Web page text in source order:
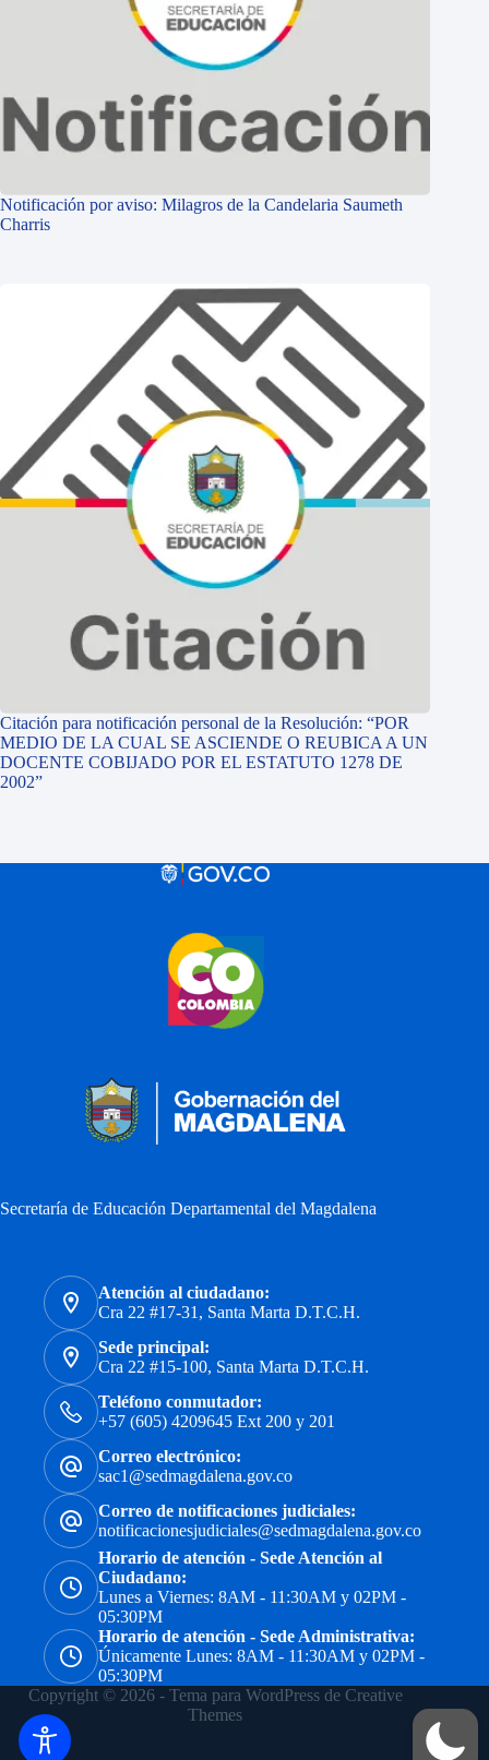
Notificación por aviso: Milagros de la Candelaria Saumeth
Charris
Citación para notificación personal de la Resolución: “POR
MEDIO DE LA CUAL SE ASCIENDE O REUBICA A UN
DOCENTE COBIJADO POR EL ESTATUTO 1278 DE
2002”
Secretaría de Educación Departamental del Magdalena
Atención al ciudadano:
Cra 22 #17-31, Santa Marta D.T.C.H.
Sede principal:
Cra 22 #15-100, Santa Marta D.T.C.H.
Teléfono conmutador:
+57 (605) 4209645 Ext 200 y 201
Correo electrónico:
sac1@sedmagdalena.gov.co
Correo de notificaciones judiciales:
notificacionesjudiciales@sedmagdalena.gov.co
Horario de atención - Sede Atención al
Ciudadano:
Lunes a Viernes: 8AM - 11:30AM y 02PM -
05:30PM
Horario de atención - Sede Administrativa:
Únicamente Lunes: 8AM - 11:30AM y 02PM -
05:30PM
Copyright © 2026 - Tema para WordPress de Creative
Themes